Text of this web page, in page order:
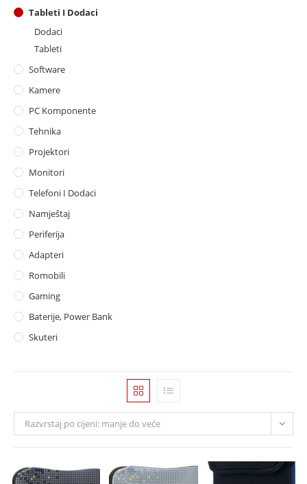
Tableti I Dodaci
Dodaci
Tableti
Software
Kamere
PC Komponente
Tehnika
Projektori
Monitori
Telefoni I Dodaci
Namještaj
Periferija
Adapteri
Romobili
Gaming
Baterije, Power Bank
Skuteri
Razvrstaj po cijeni: manje do veće